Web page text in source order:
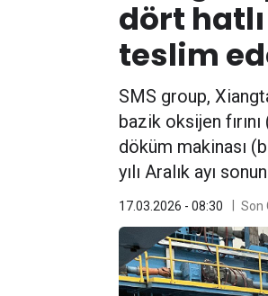
dört
teslim
SMS group,
bazik oksijen
döküm makinası
yılı Aralık ayı
17.03.2026 - 08:30 Son